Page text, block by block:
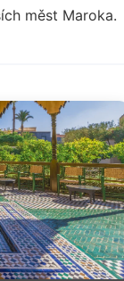
měst Maroka.